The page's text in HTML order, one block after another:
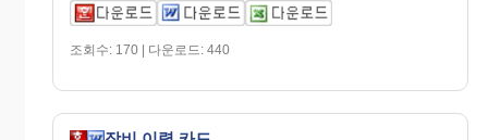
조회수: 170 | 다운로드: 440